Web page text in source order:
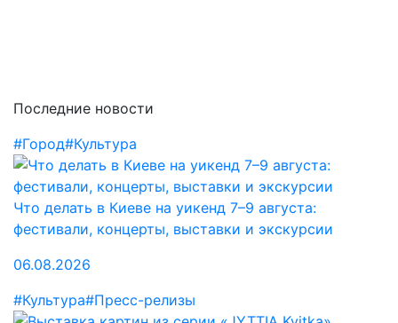
Последние новости
#Город#Культура
Что делать в Киеве на уикенд 7–9 августа:
фестивали, концерты, выставки и экскурсии
06.08.2026
#Культура#Пресс-релизы